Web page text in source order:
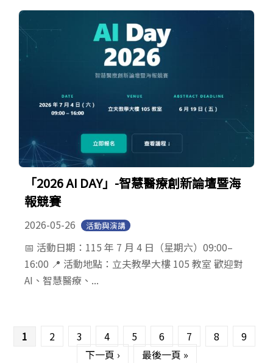
「2026 AI DAY」-智慧醫療創新論壇暨海
報競賽
2026-05-26 活動與演講
📅 活動日期：115 年 7 月 4 日（星期六）09:00–
16:00 📍 活動地點：立夫教學大樓 105 教室 歡迎對
AI、智慧醫療、...
1 2 3 4 5 6 7 8
9
下一頁 ›
最後一頁 »